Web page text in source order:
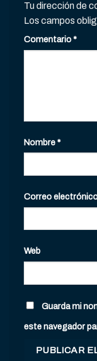
Tu dirección de
Los campos
Comentario*
Nombre*
Correo
Web
Guarda mi
este navegador